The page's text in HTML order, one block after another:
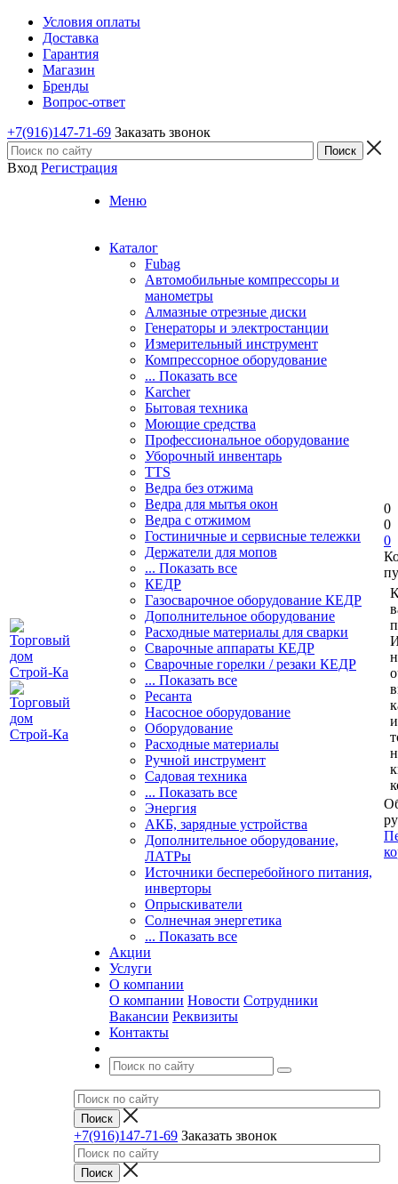
Условия оплаты
Доставка
Гарантия
Магазин
Бренды
Вопрос-ответ
+7(916)147-71-69 Заказать звонок
Вход Регистрация
Меню
Каталог
Fubag
Автомобильные компрессоры и
манометры
Алмазные отрезные диски
Генераторы и электростанции
Измерительный инструмент
Компрессорное оборудование
... Показать все
Karcher
Бытовая техника
Моющие средства
Профессиональное оборудование
Уборочный инвентарь
TTS
Ведра без отжима
Ведра для мытья окон
Ведра с отжимом
Гостиничные и сервисные тележки
Держатели для мопов
... Показать все
КЕДР
Газосварочное оборудование КЕДР
Дополнительное оборудование
Расходные материалы для сварки
Сварочные аппараты КЕДР
Сварочные горелки / резаки КЕДР
... Показать все
Ресанта
Насосное оборудование
Оборудование
Расходные материалы
Ручной инструмент
Садовая техника
... Показать все
Энергия
АКБ, зарядные устройства
Дополнительное оборудование,
ЛАТРы
Источники бесперебойного питания,
инверторы
Опрыскиватели
Солнечная энергетика
... Показать все
Акции
Услуги
О компании
О компании Новости Сотрудники
Вакансии Реквизиты
Контакты
+7(916)147-71-69 Заказать звонок
0
0
0